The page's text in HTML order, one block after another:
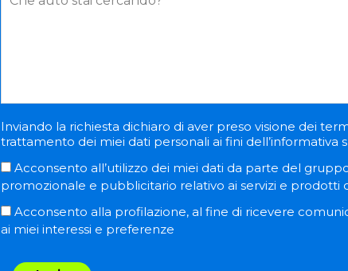
Inviando la richiesta dichiaro di aver preso visione dei
trattamento dei miei dati personali ai fini dell’informativa
Acconsento all’utilizzo dei miei dati da parte del
promozionale e pubblicitario relativo ai servizi e prodotti
Acconsento alla profilazione, al fine di ricevere
ai miei interessi e preferenze